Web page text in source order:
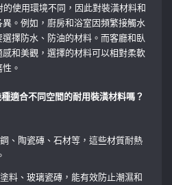
的使用環境不同，因此對裝潢材料和
。例如，廚房和浴室因頻繁接觸水
擇防水、防油的材料。而客廳和臥
和美觀，選擇的材料可以相對柔軟
。
適合不同空間的耐用裝潢材料嗎？
、陶瓷磚、石材等，這些材質耐熱
料、玻璃瓷磚，能有效防止潮濕和